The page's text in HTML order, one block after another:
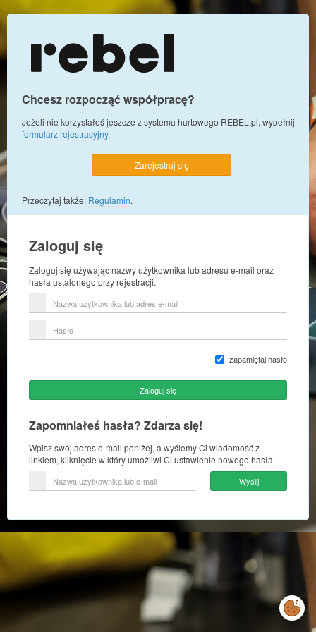
Chcesz rozpocząć współpracę?
Jeżeli nie korzystałeś jeszcze z systemu hurtowego REBEL.pl, wypełnij
formularz rejestracyjny.
Zarejestruj się
Przeczytaj także: Regulamin.
Zaloguj się
Zaloguj się używając nazwy użytkownika lub adresu e-mail oraz
hasła ustalonego przy rejestracji.
użytkownika
e-
zapamiętaj hasło
Zaloguj się
Zapomniałeś hasła? Zdarza się!
Wpisz swój adres e-mail poniżej, a wyślemy Ci wiadomość z
linkiem, kliknięcie w który umożliwi Ci ustawienie nowego hasła.
użytkownika
mail
Wyślij
Zarządzaj
preferencjami
cookies